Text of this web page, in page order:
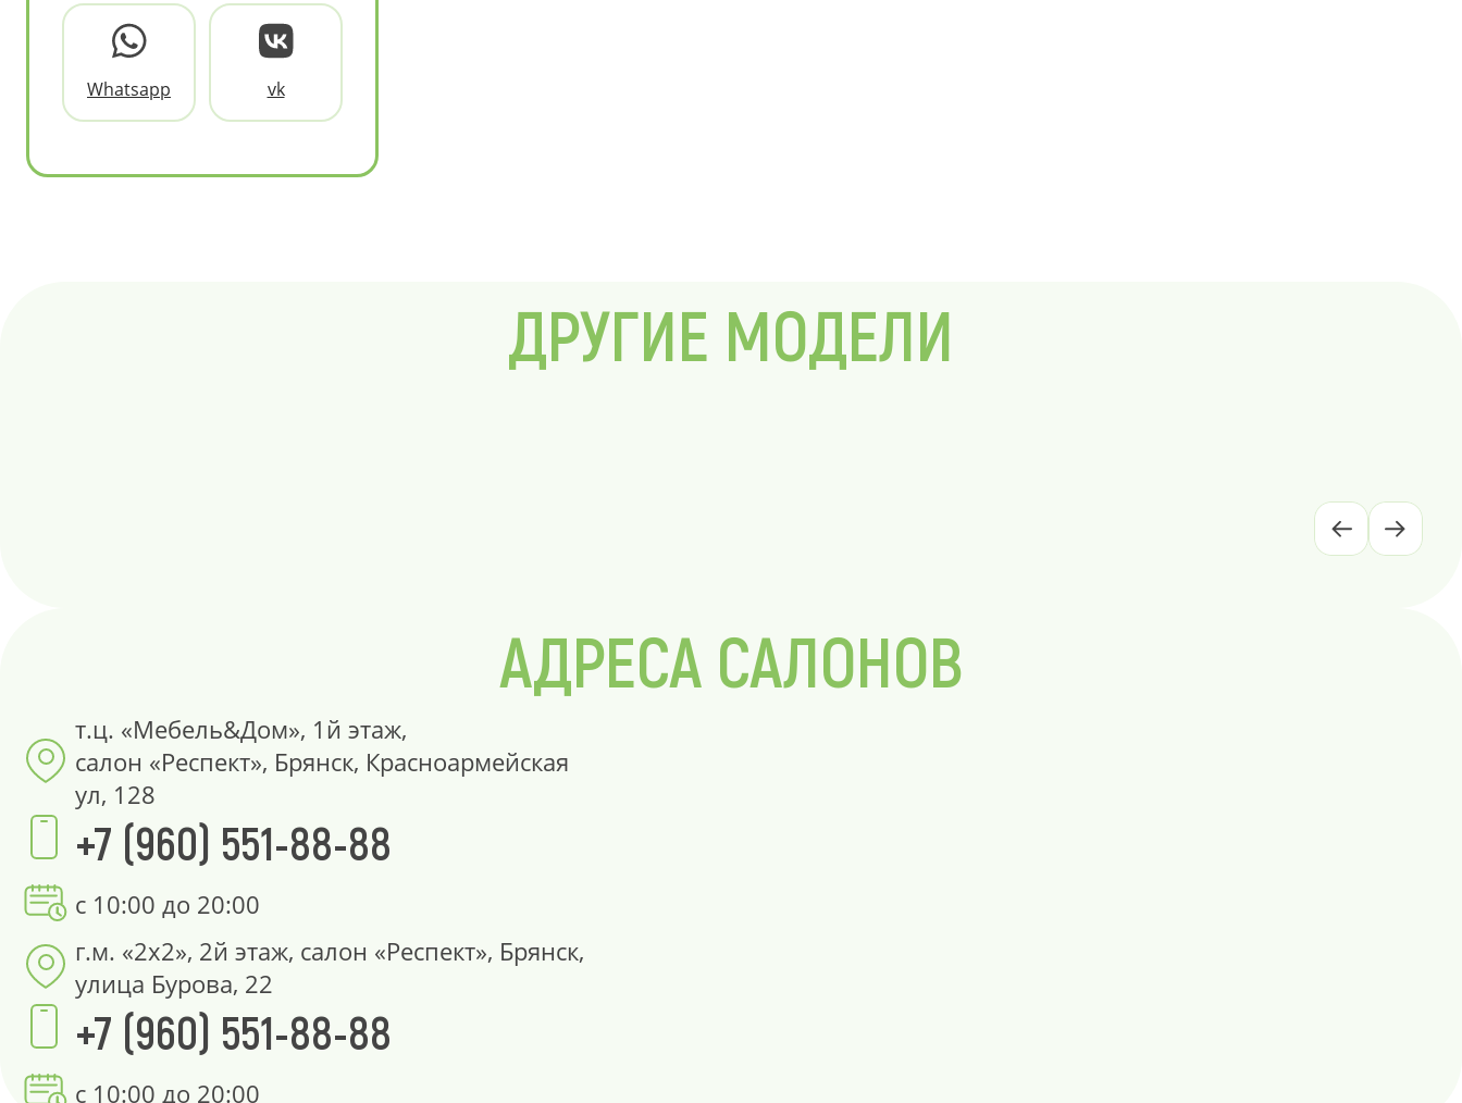
Whatsapp vk
ДРУГИЕ МОДЕЛИ
АДРЕСА САЛОНОВ
т.ц. «Мебель&Дом», 1й этаж,
салон «Респект», Брянск, Красноармейская
ул, 128
+7 (960) 551-88-88
с 10:00 до 20:00
г.м. «2х2», 2й этаж, салон «Респект», Брянск,
улица Бурова, 22
+7 (960) 551-88-88
с 10:00 до 20:00